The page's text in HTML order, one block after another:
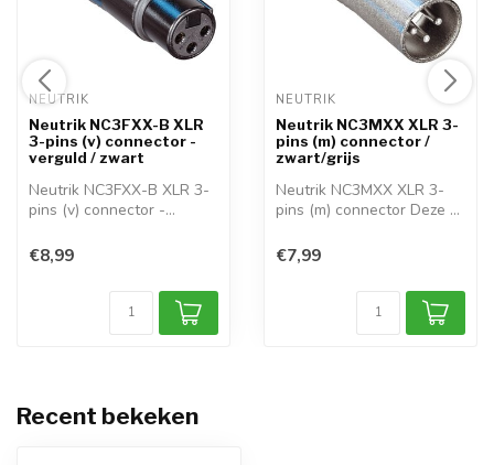
NEUTRIK
Neutrik NC3FXX-B XLR
3-pins (v) connector -
verguld / zwart
Neutrik NC3FXX-B XLR 3-
pins (v) connector -
€8,99
NEUTRIK
Neutrik NC3MXX XLR 3-
pins (m) connector /
zwart/grijs
Neutrik NC3MXX XLR 3-
pins (m) connector Deze 3-
€7,99
Recent bekeken